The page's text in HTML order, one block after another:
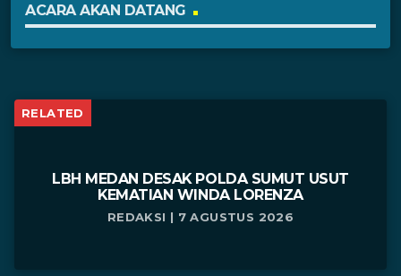
ACARA AKAN DATANG
RELATED
LBH MEDAN DESAK POLDA SUMUT USUT
KEMATIAN WINDA LORENZA
REDAKSI | 7 AGUSTUS 2026